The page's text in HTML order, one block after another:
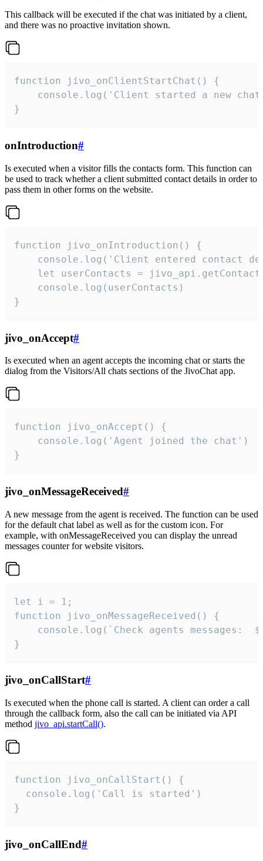
This callback will be executed if the chat was initiated by a client,
and there was no proactive invitation shown.
function jivo_onClientStartChat() {
console.log('Client started a new
}
onIntroduction#
Is executed when a visitor fills the contacts form. This function can
be used to track whether a client submitted contact details in order to
pass them in other forms on the website.
function jivo_onIntroduction() {
console.log('Client entered contact
let userContacts =
    console.log(userContacts)
}
jivo_onAccept#
Is executed when an agent accepts the incoming chat or starts the
dialog from the Visitors/All chats sections of the JivoChat app.
function jivo_onAccept() {
}
jivo_onMessageReceived#
A new message from the agent is received. The function can be used
for the default chat label as well as for the custom icon. For
example, with onMessageReceived you can display the unread
messages counter for website visitors.
let i = 1;
function jivo_onMessageReceived() {
}
jivo_onCallStart#
Is executed when the phone call is started. A client can order a call
through the callback form, also the call can be initiated via API
method jivo_api.startCall().
function jivo_onCallStart() {
  console.log('Call is started')
}
jivo_onCallEnd#